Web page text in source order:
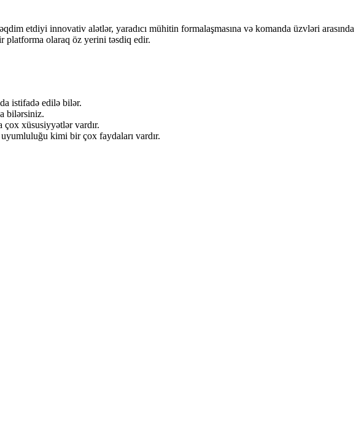
etdiyi innovativ alətlər, yaradıcı mühitin formalaşmasına və komanda üzvləri arasında
platforma olaraq öz yerini təsdiq edir.
istifadə edilə bilər.
bilərsiniz.
xüsusiyyətlər vardır.
uyumluluğu kimi bir çox faydaları vardır.